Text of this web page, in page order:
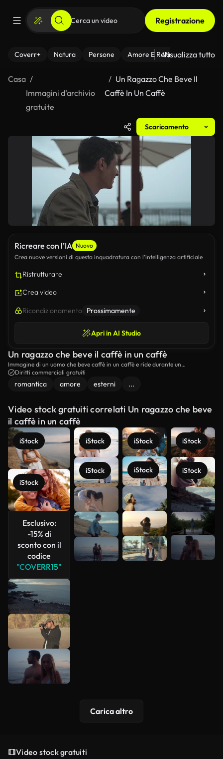
Registrazione
Coverr+ Natura Persone Amore E Relazioni Il
Visualizza tutto
Casa
Immagini d’archivio
gratuite
Un Ragazzo Che Beve Il
Caffè In Un Caffè
Scaricamento
Ricreare con l’IA Nuovo
Crea nuove versioni di questa inquadratura con l’intelligenza artificiale
Ristrutturare
Crea video
Ricondizionamento Prossimamente
Apri in AI Studio
Un ragazzo che beve il caffè in un caffè
Immagine di un uomo che beve caffè in un caffè e ride durante un
appuntamento con la sua ragazza.
Diritti commerciali gratuiti
romantica amore esterni ...
Video stock gratuiti correlati Un ragazzo che beve
il caffè in un caffè
iStock
iStock
Esclusivo:
-15% di
sconto con il
codice
"COVERR15"
iStock
iStock
iStock
iStock
iStock
iStock
Scopri di
più
Carica altro
Video stock gratuiti